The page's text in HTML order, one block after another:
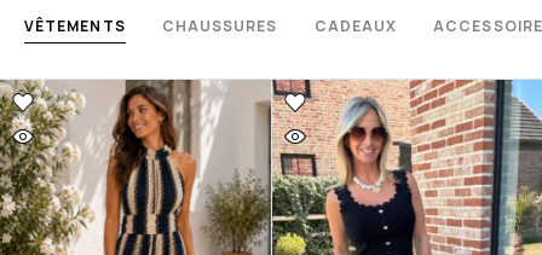
VÊTEMENTS CHAUSSURES CADEAUX